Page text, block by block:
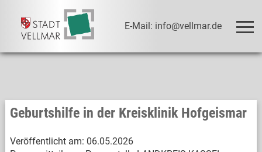
E-Mail: info@vellmar.de
Geburtshilfe in der Kreisklinik Hofgeismar
Veröffentlicht am: 06.05.2026